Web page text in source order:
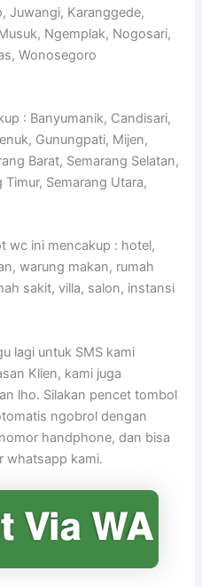
Juwangi, Karanggede,
Ngemplak, Nogosari,
Wonosegoro
: Banyumanik, Candisari,
Gunungpati, Mijen,
Barat, Semarang Selatan,
Semarang Utara,
wc ini mencakup : hotel,
warung makan, rumah
sakit, villa, salon, instansi
lagi untuk SMS kami
Klien, kami juga
lho. Silakan pencet tombol
ngobrol dengan
handphone, dan bisa
whatsapp kami.